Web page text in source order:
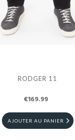
RODGER 11
€169.99
AJOUTER AU PANIER